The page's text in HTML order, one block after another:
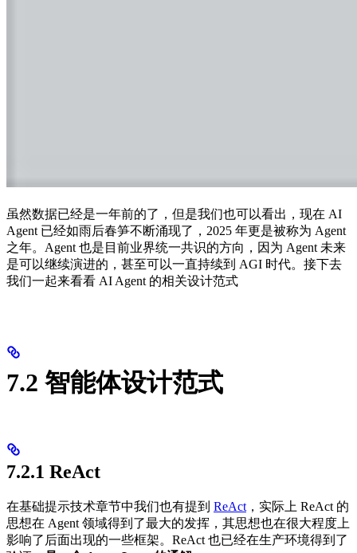
虽然数据已经是一年前的了，但是我们也可以看出，现在 AI
Agent 已经如雨后春笋不断涌现了，2025 年更是被称为 Agent
之年。Agent 也是目前业界统一共识的方向，因为 Agent 未来
是可以继续演进的，甚至可以一直持续到 AGI 时代。接下去
我们一起来看看 AI Agent 的相关设计范式
7.2 智能体设计范式
7.2.1 ReAct
在基础提示技术章节中我们也有提到 ReAct ，实际上 ReAct 的
思想在 Agent 领域得到了最大的发挥，其思想也在很大程度上
影响了后面出现的一些框架。ReAct 也已经在生产环境得到了